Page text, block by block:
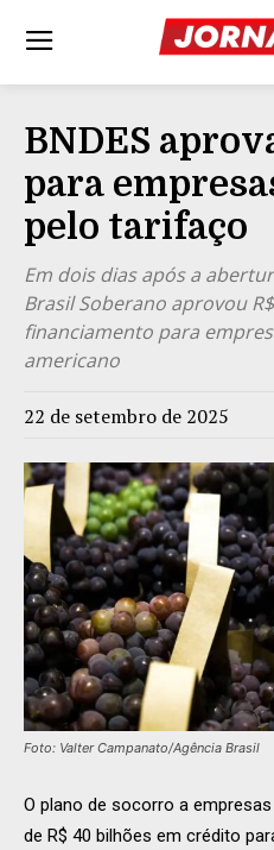
BNDES
para
pelo tarifaço
Em dois dias após a
Brasil Soberano aprovou
financiamento para
americano
22 de setembro de 2025
Foto: Valter Campanato/Agência Brasil
O plano de socorro a
de R$ 40 bilhões em crédito